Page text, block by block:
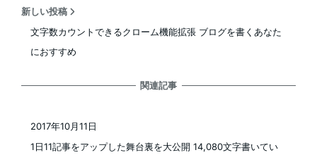
新しい投稿
文字数カウントできるクローム機能拡張 ブログを書くあなた
におすすめ
関連記事
1日11記事をアップした舞台裏を大公開 14,080文字書いてい
2017年10月11日